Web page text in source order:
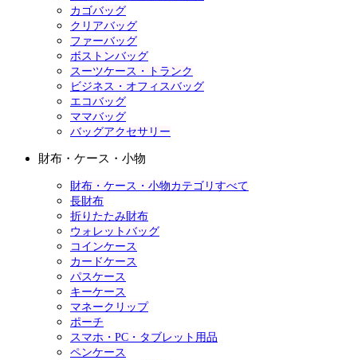
カゴバッグ
クリアバッグ
ファーバッグ
ボストンバッグ
スーツケース・トランク
ビジネス・オフィスバッグ
エコバッグ
ママバッグ
バッグアクセサリー
財布・ケース・小物
財布・ケース・小物カテゴリすべて
長財布
折りたたみ財布
ウォレットバッグ
コインケース
カードケース
パスケース
キーケース
マネークリップ
ポーチ
スマホ・PC・タブレット用品
ペンケース